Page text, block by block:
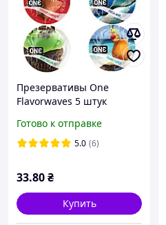
Презервативы One
Flavorwaves 5 штук
Готово к отправке
5.0 (6)
33.80₴
Купить